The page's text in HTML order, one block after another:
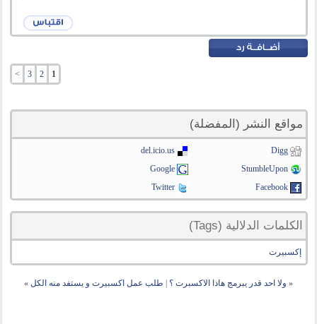
1
2
3
>
مواقع النشر (المفضلة)
Digg
del.icio.us
StumbleUpon
Google
Facebook
Twitter
الكلمات الدلالية (Tags)
إكسبيرت
« ولا احد قدر يبرمج هاذا الاكسبرت ؟ طلب عمل اكسبيرت و يستفد منه الكل »